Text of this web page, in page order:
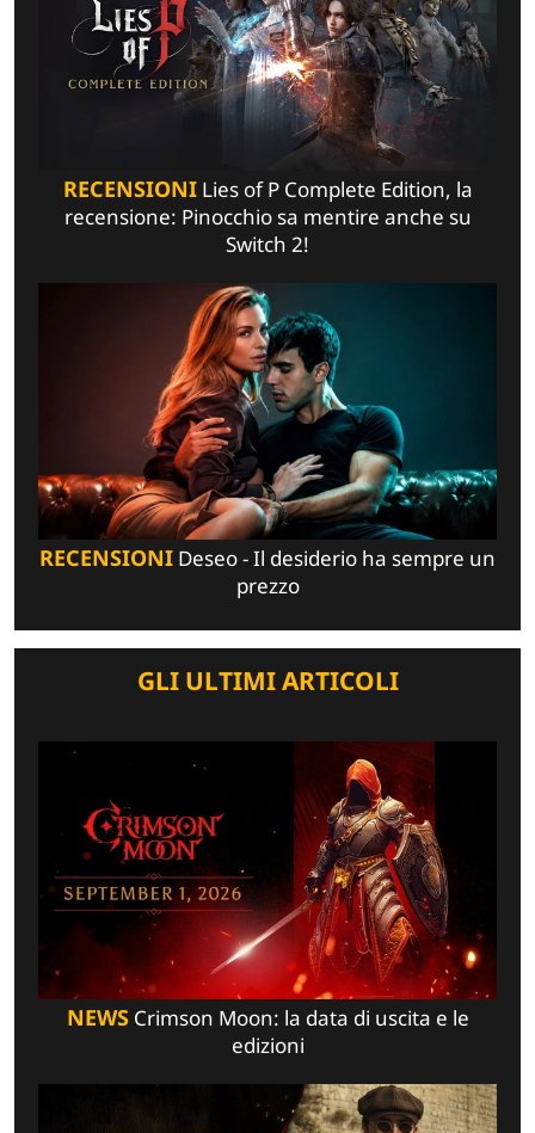
RECENSIONILies of P Complete Edition, la
recensione: Pinocchio sa mentire anche su
Switch 2!
RECENSIONI Deseo - Il desiderio ha sempre un
prezzo
GLI ULTIMI ARTICOLI
NEWSCrimson Moon: la data di uscita e le
edizioni